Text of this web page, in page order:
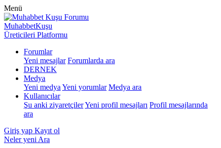
Menü
MuhabbetKuşu
Üreticileri Platformu
Forumlar
Yeni mesajlar Forumlarda ara
DERNEK
Medya
Yeni medya Yeni yorumlar Medya ara
Kullanıcılar
Şu anki ziyaretçilerYeni profil mesajları Profil mesajlarında
ara
Giriş yap Kayıt ol
Neler yeni Ara